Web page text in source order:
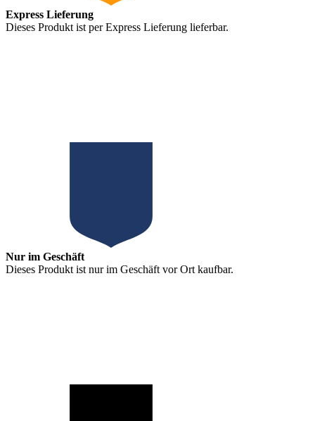
Express Lieferung
Dieses Produkt ist per Express Lieferung lieferbar.
Nur im Geschäft
Dieses Produkt ist nur im Geschäft vor Ort kaufbar.